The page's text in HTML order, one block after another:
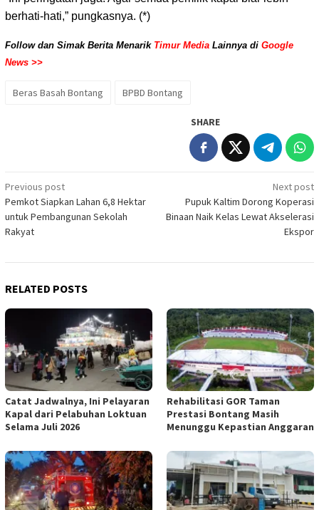
berhati-hati,” pungkasnya. (*)
Follow dan Simak Berita Menarik Timur Media Lainnya di Google
News >>
Beras Basah Bontang BPBD Bontang
SHARE
Post
navigation
Previous post
Pemkot Siapkan Lahan 6,8 Hektar
untuk Pembangunan Sekolah
Rakyat
Next post
Pupuk Kaltim Dorong Koperasi
Binaan Naik Kelas Lewat Akselerasi
Ekspor
RELATED POSTS
Catat Jadwalnya, Ini Pelayaran
Kapal dari Pelabuhan Loktuan
Selama Juli 2026
Rehabilitasi GOR Taman
Prestasi Bontang Masih
Menunggu Kepastian Anggaran